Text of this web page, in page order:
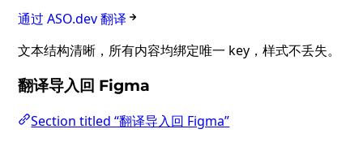
通过 ASO.dev 翻译
文本结构清晰，所有内容均绑定唯一 key，样式不丢失。
翻译导入回 Figma
Section titled “翻译导入回 Figma”